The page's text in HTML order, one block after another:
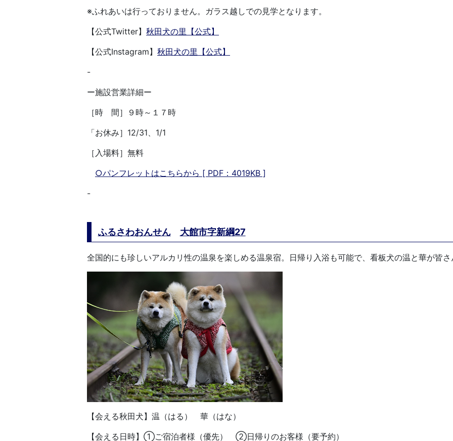
※ふれあいは行っておりません。ガラス越しでの見学となります。
【公式Twitter】 秋田犬の里【公式】
【公式Instagram】 秋田犬の里【公式】
-
ー施設営業詳細ー
［時 間］９時～１７時
「お休み］12/31、1/1
［入場料］無料
○パンフレットはこちらから [ PDF：4019KB ]
-
ふるさわおんせん 大館市字新綱27
全国的にも珍しいアルカリ性の温泉を楽しめる温泉宿。日帰り入浴も可能で、看板犬の温と華が皆
【会える秋田犬】温（はる） 華（はな）
【会える日時】①ご宿泊者様（優先） ②日帰りのお客様（要予約）